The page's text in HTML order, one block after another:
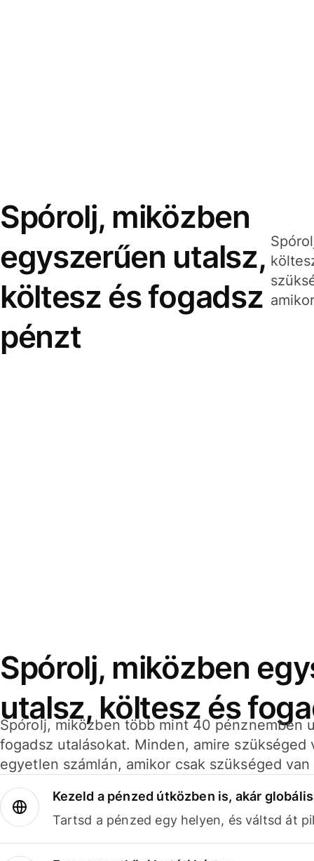
Spórolj, miközben
egyszerűen utalsz,
költesz és fogadsz
pénzt
Spórolj, miközben
utalsz, költesz és
Spórolj, miközben több mint 40 pénznemben
fogadsz utalásokat. Minden, amire szükséged
egyetlen számlán, amikor csak szükséged van
Kezeld a pénzed útközben is, akár
Tartsd a pénzed egy helyen, és váltsd át